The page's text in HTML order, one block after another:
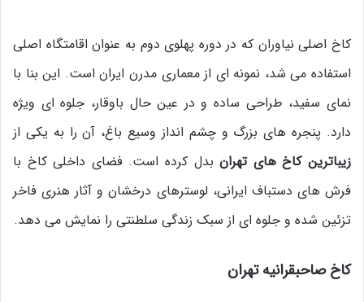
کاخ اصلی نیاوران که در دوره پهلوی دوم به عنوان اقامتگاه اصلی
استفاده می شد، نمونه ای از معماری مدرن ایران است. این بنا با
نمای سفید، طراحی ساده و در عین حال باوقار، جلوه ای ویژه
دارد. پنجره های بزرگ و چشم انداز وسیع باغ، آن را به یکی از
زیباترین کاخ های تهرانبدل کرده است. فضای داخلی کاخ با
فرش های دستباف ایرانی، لوسترهای درخشان و آثار هنری فاخر
تزئین شده و جلوه ای از سبک زندگی سلطنتی را نمایش می دهد.
کاخ صاحبقرانیه تهران